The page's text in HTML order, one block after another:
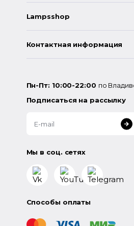
Lampsshop
Контактная информация
Пн-Пт: 10:00-22:00 по
Подписаться на рассылку
Мы в соц. сетях
Способы оплаты